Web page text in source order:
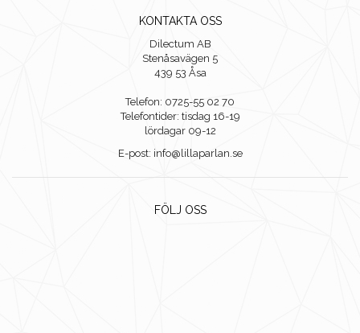
KONTAKTA OSS
Dilectum AB
Stenåsavägen 5
439 53 Åsa
Telefon: 0725-55 02 70
Telefontider: tisdag 16-19
lördagar 09-12
E-post: info@lillaparlan.se
FÖLJ OSS